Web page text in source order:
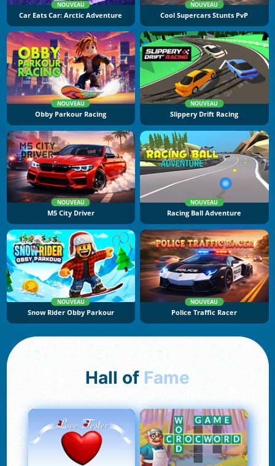
NOUVEAU
Car Eats Car: Arctic Adventure
NOUVEAU
Cool Supercars Stunts PvP
NOUVEAU
Obby Parkour Racing
NOUVEAU
Slippery Drift Racing
NOUVEAU
M5 City Driver
NOUVEAU
Racing Ball Adventure
NOUVEAU
Snow Rider Obby Parkour
NOUVEAU
Police Traffic Racer
Hall of Fame